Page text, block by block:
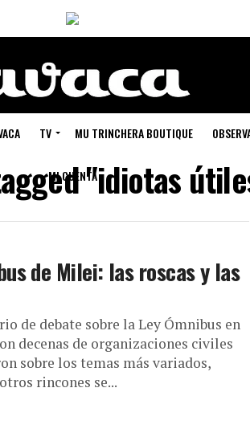
TV MU TRINCHERA BOUTIQUE
MI CUENTA"idiotas
de Milei: las roscas y las
de debate sobre la Ley Ómnibus en
decenas de organizaciones civiles
sobre los temas más variados,
rincones se...